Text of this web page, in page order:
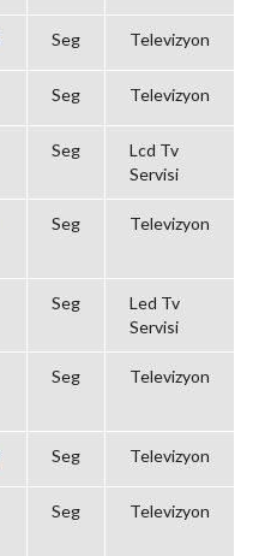
Seg Televizyon
Seg Televizyon
Seg
Lcd Tv
Servisi
Seg Televizyon
Seg
Led Tv
Servisi
Seg Televizyon
Seg Televizyon
Seg Televizyon